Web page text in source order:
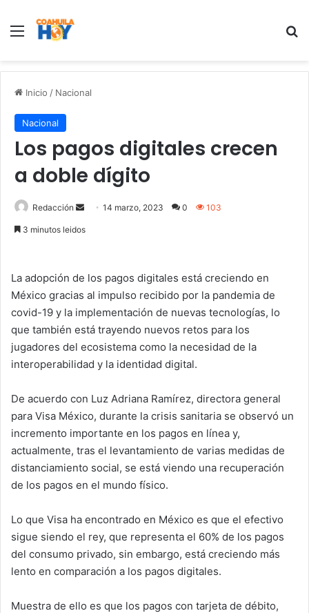
Menu
Inicio / Nacional
Nacional
Los pagos digitales crecen
a doble dígito
Redacción
a
m
14 marzo, 2023 0 103
3 minutos leidos
La adopción de los pagos digitales está creciendo en
México gracias al impulso recibido por la pandemia de
covid-19 y la implementación de nuevas tecnologías, lo
que también está trayendo nuevos retos para los
jugadores del ecosistema como la necesidad de la
interoperabilidad y la identidad digital.
De acuerdo con Luz Adriana Ramírez, directora general
para Visa México, durante la crisis sanitaria se observó un
incremento importante en los pagos en línea y,
actualmente, tras el levantamiento de varias medidas de
distanciamiento social, se está viendo una recuperación
de los pagos en el mundo físico.
Lo que Visa ha encontrado en México es que el efectivo
sigue siendo el rey, que representa el 60% de los pagos
del consumo privado, sin embargo, está creciendo más
lento en comparación a los pagos digitales.
Muestra de ello es que los pagos con tarjeta de débito,